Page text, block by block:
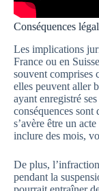
Conséquences
Les implications
France ou en
souvent comprises
elles peuvent aller
ayant enregistré
conséquences sont
s’avère être un
inclure des mois,
De plus,
pendant la